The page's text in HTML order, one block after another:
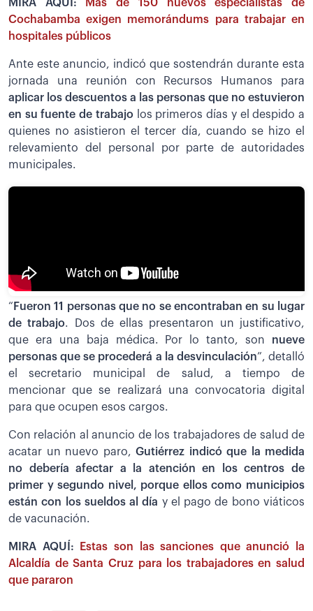
MIRA AQUÍ:
Más de 150 nuevos especialistas de
Cochabamba exigen memorándums para trabajar en
hospitales públicos
Ante este anuncio, indicó que sostendrán durante esta
jornada una reunión con Recursos Humanos para
aplicar los descuentos a las personas que no estuvieron
en su fuente de trabajo los primeros días y el despido a
quienes no asistieron el tercer día, cuando se hizo el
relevamiento del personal por parte de autoridades
municipales.
“ Fueron 11 personas que no se encontraban en su lugar
de trabajo. Dos de ellas presentaron un justificativo,
que era una baja médica. Por lo tanto, son nueve
personas que se procederá a la desvinculación”, detalló
el secretario municipal de salud, a tiempo de
mencionar que se realizará una convocatoria digital
para que ocupen esos cargos.
Con relación al anuncio de los trabajadores de salud de
acatar un nuevo paro, Gutiérrez indicó que la medida
no debería afectar a la atención en los centros de
primer y segundo nivel, porque ellos como municipios
están con los sueldos al día y el pago de bono viáticos
de vacunación.
MIRA AQUÍ:
Estas son las sanciones que anunció la
Alcaldía de Santa Cruz para los trabajadores en salud
que pararon